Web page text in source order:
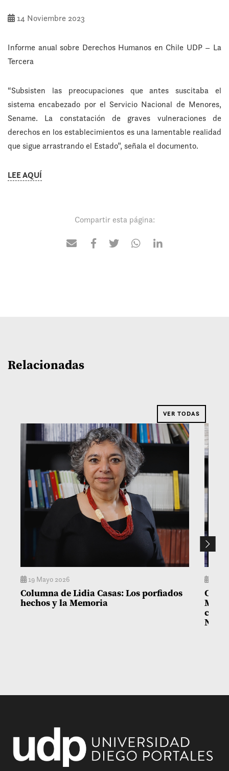
14 Noviembre 2023
Informe anual sobre Derechos Humanos en Chile UDP – La
Tercera
“Subsisten las preocupaciones que antes suscitaba el
sistema encabezado por el Servicio Nacional de Menores,
Sename. La constatación de graves vulneraciones de
derechos en los establecimientos es una lamentable realidad
que sigue arrastrando el Estado”, señala el documento.
LEE AQUÍ
Compartir esta página:
Relacionadas
VER TODAS
19 Mayo 2026
Columna de Lidia Casas: Los porfiados
hechos y la Memoria
con
Niñez